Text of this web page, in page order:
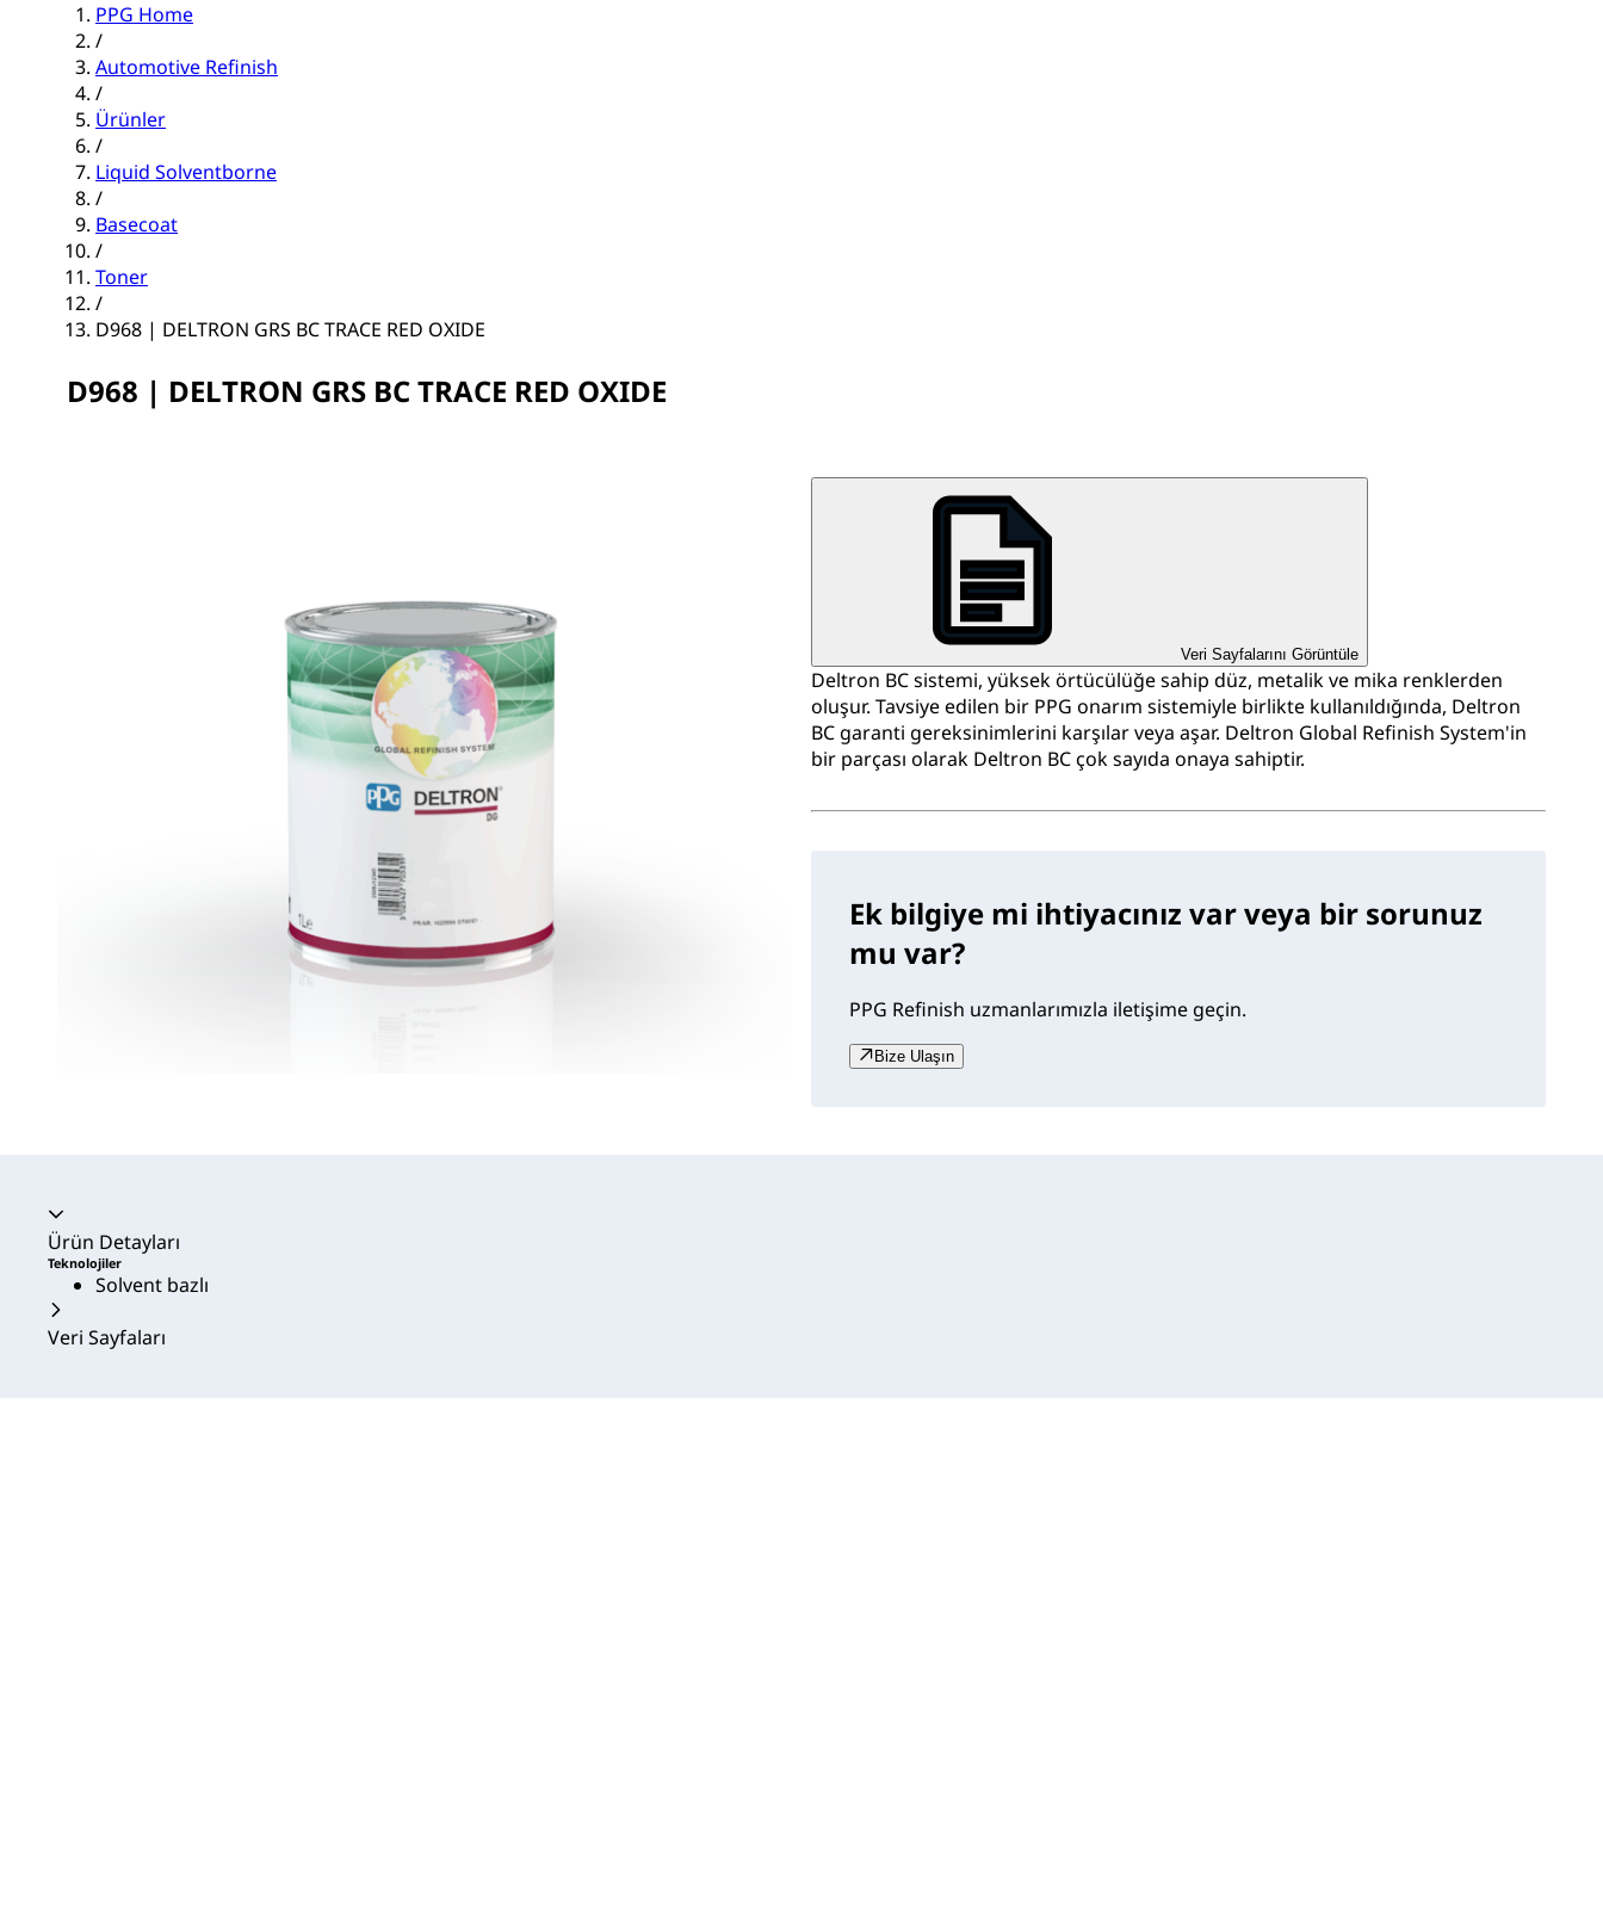
PPG Home
/
Automotive Refinish
/
Ürünler
/
Liquid Solventborne
/
Basecoat
/
Toner
/
D968 | DELTRON GRS BC TRACE RED OXIDE
D968 | DELTRON GRS BC TRACE RED OXIDE
Veri Sayfalarını Görüntüle
Deltron BC sistemi, yüksek örtücülüğe sahip düz, metalik ve mika renklerden
oluşur. Tavsiye edilen bir PPG onarım sistemiyle birlikte kullanıldığında, Deltron
BC garanti gereksinimlerini karşılar veya aşar. Deltron Global Refinish System'in
bir parçası olarak Deltron BC çok sayıda onaya sahiptir.
Ek bilgiye mi ihtiyacınız var veya bir sorunuz
mu var?
PPG Refinish uzmanlarımızla iletişime geçin.
Bize Ulaşın
Akordeon daraltıldı
Ürün Detayları
Teknolojiler
Solvent bazlı
Veri Sayfaları